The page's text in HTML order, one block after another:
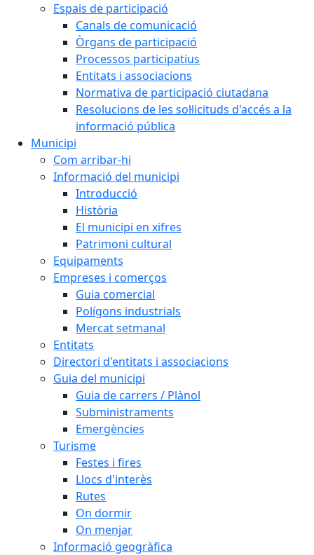
Espais de participació
Canals de comunicació
Òrgans de participació
Processos participatius
Entitats i associacions
Normativa de participació ciutadana
Resolucions de les sol·licituds d'accés a la
informació pública
Municipi
Com arribar-hi
Informació del municipi
Introducció
Història
El municipi en xifres
Patrimoni cultural
Equipaments
Empreses i comerços
Guia comercial
Polígons industrials
Mercat setmanal
Entitats
Directori d'entitats i associacions
Guia del municipi
Guia de carrers / Plànol
Subministraments
Emergències
Turisme
Festes i fires
Llocs d'interès
Rutes
On dormir
On menjar
Informació geogràfica